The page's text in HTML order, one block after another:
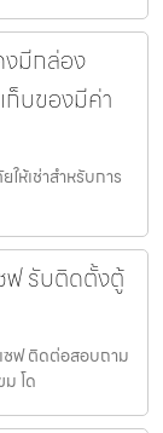
มีกล่อง
ก็บของมีค่า
ห้เช่าสำหรับการ
ฟ รับติดตั้งตู้
ซฟ ติดต่อสอบถาม
โด